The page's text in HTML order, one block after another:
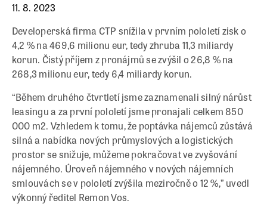
11. 8. 2023
Developerská firma CTP snížila v prvním pololetí zisk o
4,2 % na 469,6 milionu eur, tedy zhruba 11,3 miliardy
korun. Čistý příjem z pronájmů se zvýšil o 26,8 % na
268,3 milionu eur, tedy 6,4 miliardy korun.
“Během druhého čtvrtletí jsme zaznamenali silný nárůst
leasingu a za první pololetí jsme pronajali celkem 850
000 m2. Vzhledem k tomu, že poptávka nájemců zůstává
silná a nabídka nových průmyslových a logistických
prostor se snižuje, můžeme pokračovat ve zvyšování
nájemného. Úroveň nájemného v nových nájemních
smlouvách se v pololetí zvýšila meziročně o 12 %,” uvedl
výkonný ředitel Remon Vos.